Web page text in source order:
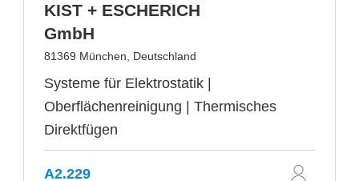
KIST + ESCHERICH
GmbH
81369 München, Deutschland
Systeme für Elektrostatik |
Oberflächenreinigung | Thermisches
Direktfügen
A2.229